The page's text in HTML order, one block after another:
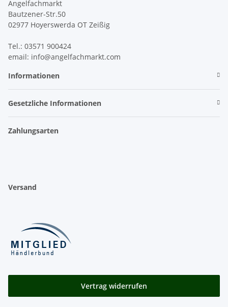
Angelfachmarkt
Bautzener-Str.50
02977 Hoyerswerda OT Zeißig
Tel.: 03571 900424
email: info@angelfachmarkt.com
Informationen
Gesetzliche Informationen
Zahlungsarten
Versand
Vertrag widerrufen